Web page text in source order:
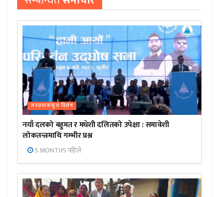
जनप्रभाबन्युज विशेष
नयाँ दलको बहुमत र मधेशी दलितको उपेक्षा : समावेशी
लोकतन्त्रमाथि गम्भीर प्रश्न
5 MONTHS पहिले